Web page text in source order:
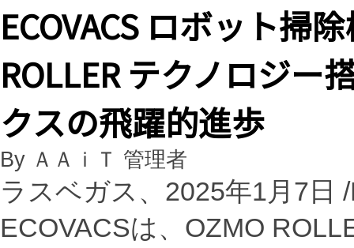
ECOVACS ロボット掃
ROLLER テクノロジー
クスの飛躍的進歩
By ＡＡｉＴ 管理者
ラスベガス、2025年1月7
ECOVACSは、OZMO